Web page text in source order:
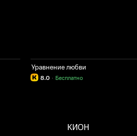
Уравнение любви
8.0 Бесплатно
·
КИОН